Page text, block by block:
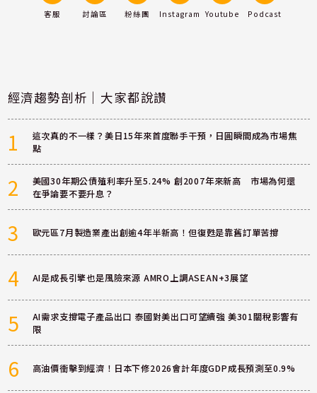
客服 討論區 粉絲團 Instagram Youtube Podcast
經濟趨勢剖析｜大家都說讚
1
這次真的不一樣？美日15年來首度聯手干預，日圓瞬間成為市場焦
點
2
美國30年期公債殖利率升至5.24% 創2007年來新高 市場為何還
在爭論要不要升息？
3 歐元區7月製造業產出創逾4年半新高！但復甦是靠舊訂單苦撐
4 AI是成長引擎也是風險來源 AMRO上調ASEAN+3展望
5
AI需求支撐電子產品出口 泰國對美出口可望續強 美301關稅影響有
限
6 高油價衝擊到經濟！日本下修2026會計年度GDP成長預測至0.9%